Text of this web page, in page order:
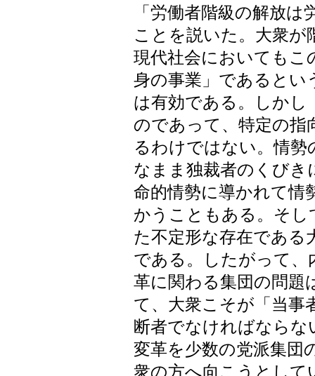
「労働者階級の解放
ことを説いた。大衆が
現代社会においてもこ
身の事業」であるとい
は有効である。しかし
のであって、特定の指
るわけではない。情勢
なまま独裁者のくび
命的情勢に導かれて情
かうこともある。そ
た不定形な存在である
である。したがって、
革に関わる集団の問題
て、大衆こそが「当事
断者でなければならな
変革を少数の党派集団
衆の方へ向こうとして